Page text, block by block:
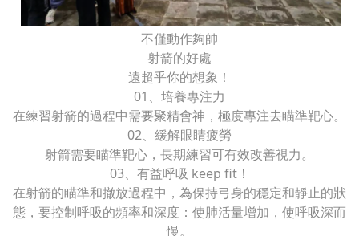
不僅動作夠帥
射箭的好處
遠超乎你的想象！
01、培養專注力
在練習射箭的過程中需要聚精會神，極度專注去瞄準靶心。
02、緩解眼睛疲勞
射箭需要瞄準靶心，長期練習可有效改善視力。
03、有益呼吸 keep fit！
在射箭的瞄準和撤放過程中，為保持弓身的穩定和靜止的狀
態，要控制呼吸的頻率和深度：使肺活量增加，使呼吸深而
慢。